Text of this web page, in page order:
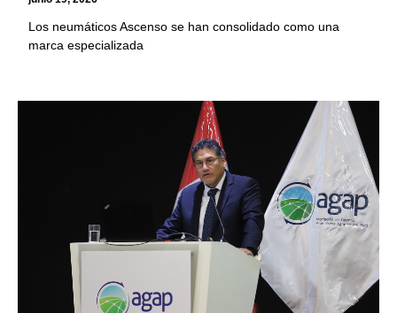
Los neumáticos Ascenso se han consolidado como una
marca especializada